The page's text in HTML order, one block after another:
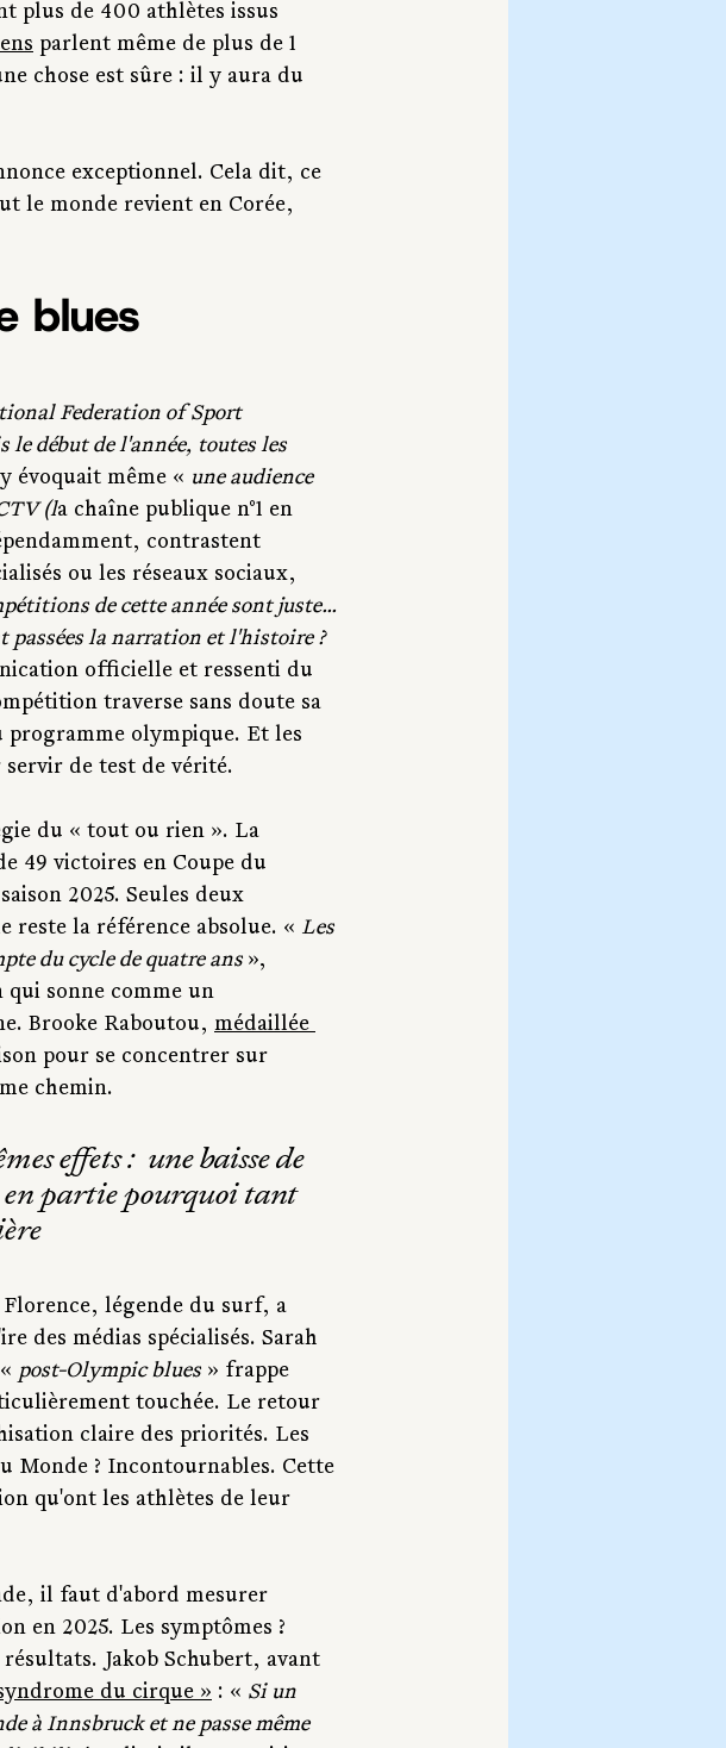
plus de 400 athlètes issus
parlent même de plus de 1
chose est sûre : il y aura du
exceptionnel. Cela dit, ce
le monde revient en Corée,
blues
Federation of Sport
le début de l'année, toutes les
évoquait même « une audience
(la chaîne publique n°1 en
contrastent
ou les réseaux sociaux,
de cette année sont juste...
passées la narration et l'histoire ?
officielle et ressenti du
traverse sans doute sa
programme olympique. Et les
de test de vérité.
du « tout ou rien ». La
49 victoires en Coupe du
2025. Seules deux
reste la référence absolue. « Les
du cycle de quatre ans »,
qui sonne comme un
Brooke Raboutou, médaillée
pour se concentrer sur
chemin.
effets :  une baisse de
partie pourquoi tant
Florence, légende du surf, a
des médias spécialisés. Sarah
post-Olympic blues » frappe
touchée. Le retour
claire des priorités. Les
Monde ? Incontournables. Cette
qu'ont les athlètes de leur
il faut d'abord mesurer
en 2025. Les symptômes ?
Jakob Schubert, avant
du cirque » : « Si un
à Innsbruck et ne passe même